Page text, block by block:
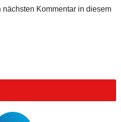
Kommentar in diesem